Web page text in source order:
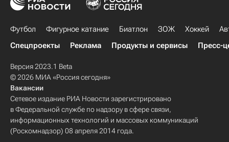
Футбол Фигурное катание Биатлон ЗОЖ Хоккей
Спецпроекты
Реклама Продукты и сервисы Пресс-
Версия 2023.1 Beta
© 2026 МИА «Россия сегодня»
Вакансии
Сетевое издание РИА Новости зарегистрировано
в Федеральной службе по надзору в сфере связи,
информационных технологий и массовых коммуникаций
(Роскомнадзор) 08 апреля 2014 года.